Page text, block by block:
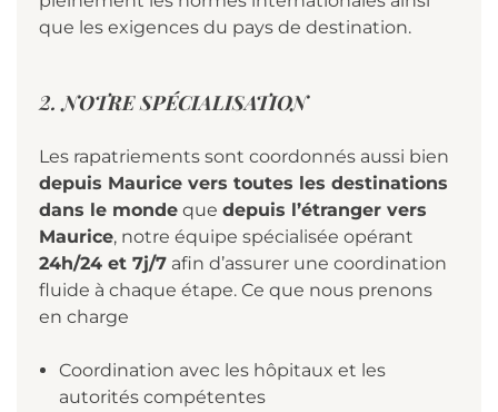
que les exigences du pays de destination.
2. NOTRE SPÉCIALISATION
Les rapatriements sont coordonnés aussi bien
depuis Maurice vers toutes les destinations
dans le monde que depuis l’étranger vers
Maurice, notre équipe spécialisée opérant
24h/24 et 7j/7 afin d’assurer une coordination
fluide à chaque étape. Ce que nous prenons
en charge
Coordination avec les hôpitaux et les
autorités compétentes